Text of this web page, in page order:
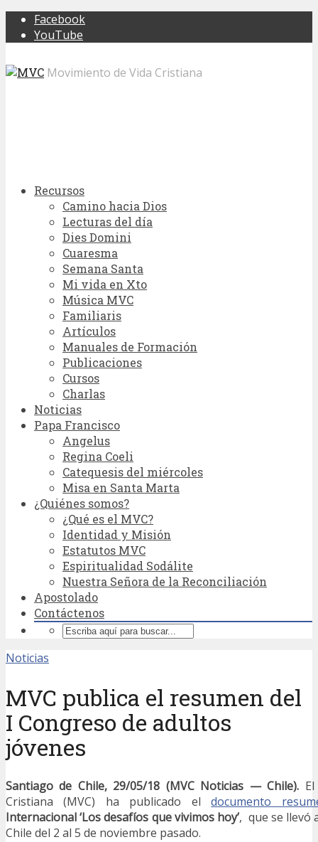
Facebook
YouTube
Movimiento de Vida Cristiana
Recursos
Camino hacia Dios
Lecturas del día
Dies Domini
Cuaresma
Semana Santa
Mi vida en Xto
Música MVC
Familiaris
Artículos
Manuales de Formación
Publicaciones
Cursos
Charlas
Noticias
Papa Francisco
Angelus
Regina Coeli
Catequesis del miércoles
Misa en Santa Marta
¿Quiénes somos?
¿Qué es el MVC?
Identidad y Misión
Estatutos MVC
Espiritualidad Sodálite
Nuestra Señora de la Reconciliación
Apostolado
Contáctenos
Noticias
MVC publica el resumen del
I Congreso de adultos
jóvenes
Santiago de Chile, 29/05/18 (MVC Noticias — Chile).
Cristiana (MVC) ha publicado eldocumento
Internacional ‘Los desafíos que vivimos hoy’, que se llevó
Chile del 2 al 5 de noviembre pasado.